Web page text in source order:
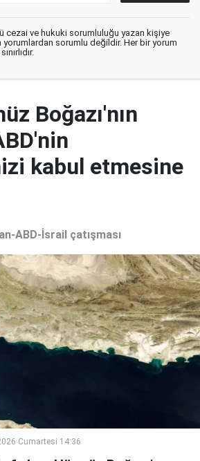
cezai ve hukuki sorumluluğu yazan kişiye
yorumlardan sorumlu değildir. Her bir yorum
Boğazı'nın
kabul etmesine
ABD-İsrail çatışması
Cumartesi 14:36